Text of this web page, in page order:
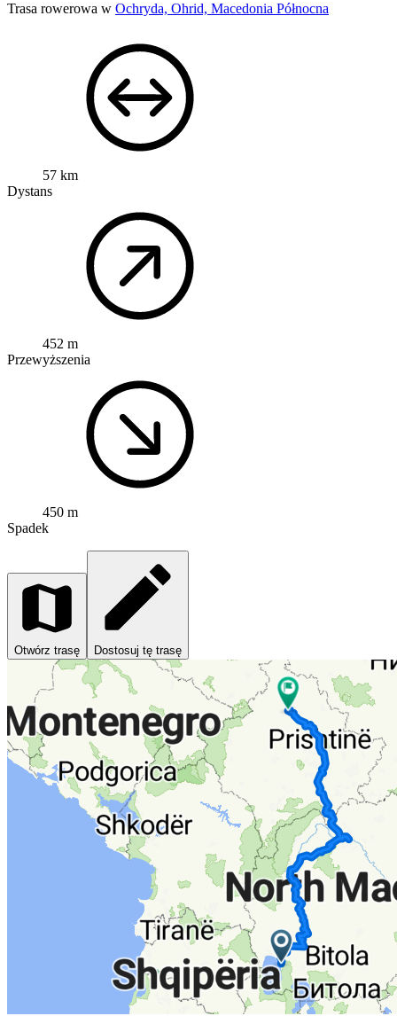
Trasa rowerowa w Ochryda, Ohrid, Macedonia Północna
57 km
Dystans
452 m
Przewyższenia
450 m
Spadek
Otwórz trasę Dostosuj tę trasę